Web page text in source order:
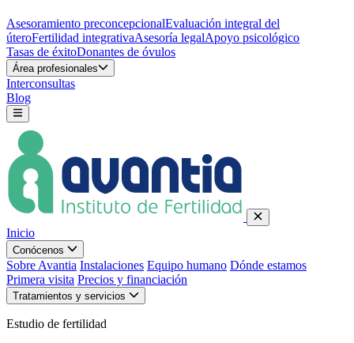
Asesoramiento preconcepcionalEvaluación integral del
úteroFertilidad integrativaAsesoría legalApoyo psicológico
Tasas de éxitoDonantes de óvulos
Área profesionales
Interconsultas
Blog
Inicio
Conócenos
Sobre Avantia Instalaciones Equipo humano Dónde estamos
Primera visita Precios y financiación
Tratamientos y servicios
Estudio de fertilidad